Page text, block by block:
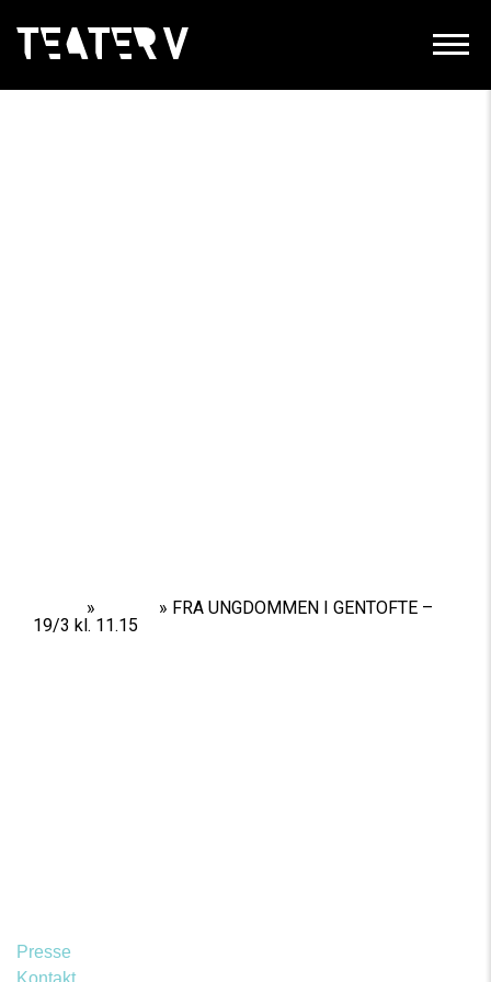
» » FRA UNGDOMMEN I GENTOFTE –
19/3 kl. 11.15
Presse
Kontakt